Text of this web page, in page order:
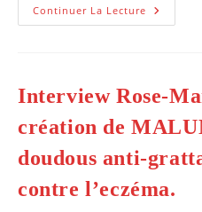
Continuer La Lecture Ah
Ah
J’éclate
De
!
Interview Rose-
création de
doudous anti-
contre l’eczéma.